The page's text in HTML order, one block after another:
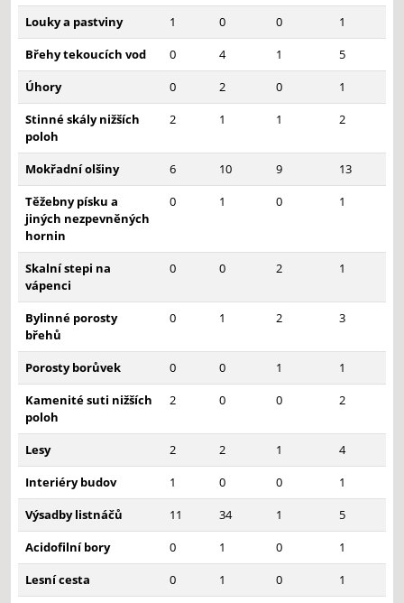
Louky a pastviny
1 0 0
1
Břehy tekoucích vod
0 4 1
5
Úhory
0 2 0
1
Stinné skály nižších
poloh
2 1 1 2
Mokřadní olšiny 6 10 9
13
Těžebny písku a
jiných nezpevněných
hornin
0 1 0 1
Skalní stepi na
vápenci
0 0 2 1
Bylinné porosty
břehů
0 1 2 3
Porosty borůvek 0 0 1
1
Kamenité suti nižších
poloh
2 0 0 2
Lesy 2 2 1
4
Interiéry budov
1 0 0
1
Výsadby listnáčů
11 34 1
5
Acidofilní bory
0 1 0
1
Lesní cesta
0 1 0
1